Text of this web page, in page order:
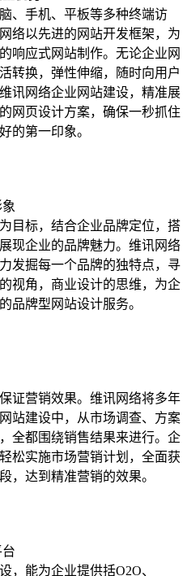
、手机、平板等多种终端访
络以先进的网站开发框架，为
响应式网站制作。无论企业网
转换，弹性伸缩，随时向用户
讯网络企业网站建设，精准展
网页设计方案，确保一秒抓住
的第一印象。
目标，结合企业品牌定位，搭
现企业的品牌魅力。维讯网络
发掘每一个品牌的独特点，寻
视角，商业设计的思维，为企
品牌型网站设计服务。
证营销效果。维讯网络将多年
站建设中，从市场调查、方案
全都围绕销售结果来进行。企
松实施市场营销计划，全面获
，达到精准营销的效果。
，能为企业提供括O2O、